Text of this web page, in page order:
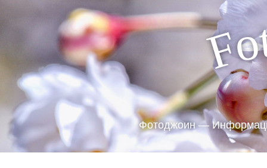
Fo
Фотоджоин —